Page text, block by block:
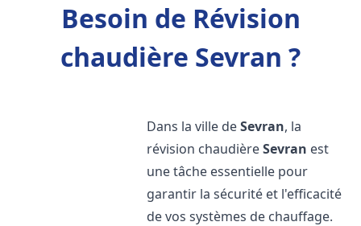
Besoin de Révision
chaudière Sevran ?
Dans la ville deSevran, la
révision chaudièreSevran est
une tâche essentielle pour
garantir la sécurité et l'efficacité
de vos systèmes de chauffage.